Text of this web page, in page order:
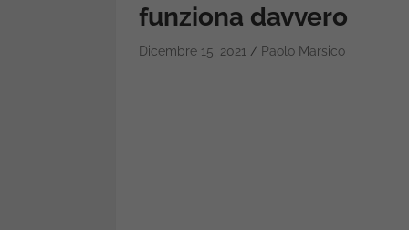
funziona davvero
Dicembre 15, 2021 Paolo Marsico